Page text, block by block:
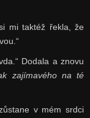
mi taktéž řekla, že
Dodala a znovu
zajímavého na té
v mém srdci